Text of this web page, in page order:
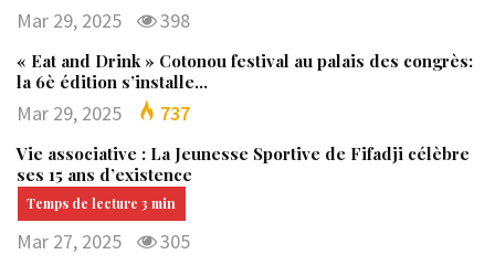
Mar 29, 2025 398
« Eat and Drink » Cotonou festival au palais des congrès:
la 6è édition s’installe…
Mar 29, 2025 737
Vie associative : La Jeunesse Sportive de Fifadji célèbre
ses 15 ans d’existence
Mar 27, 2025 305